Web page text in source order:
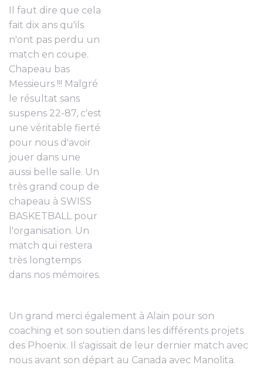
Il faut dire que cela
fait dix ans qu'ils
n'ont pas perdu un
match en coupe.
Chapeau bas
Messieurs !!! Malgré
le résultat sans
suspens 22-87, c'est
une véritable fierté
pour nous d'avoir
jouer dans une
aussi belle salle. Un
très grand coup de
chapeau à SWISS
BASKETBALL pour
l'organisation. Un
match qui restera
très longtemps
dans nos mémoires.
Un grand merci également à Alain pour son
coaching et son soutien dans les différents projets
des Phoenix. Il s'agissait de leur dernier match avec
nous avant son départ au Canada avec Manolita.